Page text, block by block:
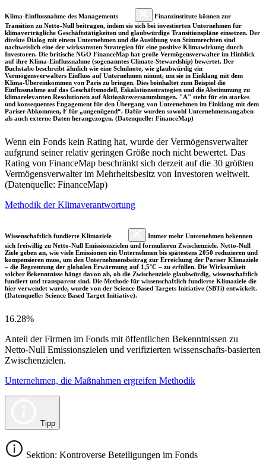
Klima-Einflussnahme des Managements
Finanzinstitute können zur
Transition zu Netto-Null beitragen, indem sie sich bei investierten Unternehmen für
klimaverträgliche Geschäftstätigkeiten und glaubwürdige Transitionspläne einsetzen. Der
direkte Dialog mit einem Unternehmen und die Ausübung von Stimmrechten sind
nachweislich eine der wirksamsten Strategien für eine positive Klimawirkung durch
Investoren. Die britische NGO FinanceMap hat große Vermögensverwalter im Hinblick
auf ihre Klima-Einflussnahme (sogenanntes Climate-Stewardship) bewertet. Der
Buchstabe beschreibt ähnlich wie eine Schulnote, wie glaubwürdig ein
Vermögensverwalters Einfluss auf Unternehmen nimmt, um sie in Einklang mit dem
Klima-Übereinkommen von Paris zu bringen. Dies beinhaltet zum Beispiel die
Einflussnahme auf das Geschäftsmodell, Eskalationsstrategien und die Abstimmung zu
klimarelevanten Resolutionen auf Aktionärsversammlungen. "A" steht für ein starkes
und konsequentes Engagement für den Übergang von Unternehmen im Einklang mit dem
Pariser Abkommen, F für „ungenügend“. Dafür wurden sowohl Unternehmensangaben
als auch externe Daten herangezogen. (Datenquelle: FinanceMap)
Wenn ein Fonds kein Rating hat, wurde der Vermögensverwalter
aufgrund seiner relativ geringen Größe noch nicht bewertet. Das
Rating von FinanceMap beschränkt sich derzeit auf die 30 größten
Vermögensverwalter im Mehrheitsbesitz von Investoren weltweit.
(Datenquelle: FinanceMap)
Methodik der Klimaverantwortung
Wissenschaftlich fundierte Klimaziele
Immer mehr Unternehmen bekennen
sich freiwillig zu Netto-Null Emissionszielen und formulieren Zwischenziele. Netto-Null
Ziele geben an, wie viele Emissionen ein Unternehmen bis spätestens 2050 reduzieren und
kompensieren muss, um den Unternehmensbeitrag zur Erreichung der Pariser Klimaziele
– die Begrenzung der globalen Erwärmung auf 1,5°C – zu erfüllen. Die Wirksamkeit
solcher Bekenntnisse hängt davon ab, ob die Zwischenziele glaubwürdig, wissenschaftlich
fundiert und transparent sind. Die Methode für wissenschaftlich fundierte Klimaziele die
hier verwendet wurde, wurde von der Science Based Targets Initiative (SBTi) entwickelt.
(Datenquelle: Science Based Target Initiative).
16.28%
Anteil der Firmen im Fonds mit öffentlichen Bekenntnissen zu
Netto-Null Emissionszielen und verifizierten wissenschafts-basierten
Zwischenzielen.
Unternehmen, die Maßnahmen ergreifen Methodik
Tipp
Sektion: Kontroverse Beteiligungen im Fonds